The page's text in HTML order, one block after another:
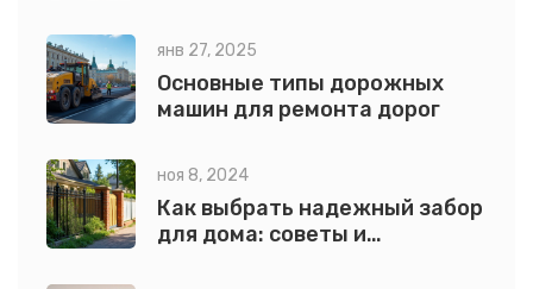
янв 27, 2025
Основные типы дорожных
машин для ремонта дорог
ноя 8, 2024
Как выбрать надежный забор
для дома: советы и